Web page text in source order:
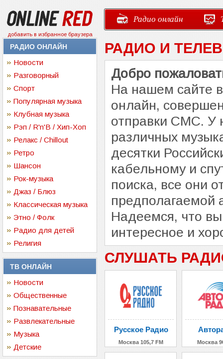
добавить в избранное браузера
Радио онлайн
РАДИО ОНЛАЙН
Новости
Разговорный
Спорт
Популярная музыка
Клубная музыка
Рэп / R'n'B / Хип-Хоп
Релакс / Chillout
Ретро
Шансон
Рок-музыка
Джаз / Блюз
Классическая музыка
Этно / Фолк
Радио для детей
Религия
ТВ ОНЛАЙН
Новости
Общественные
Познавательные
Развлекательные
Музыка
Детские
РАДИО И
Добро
На нашем сайте
онлайн,
отправки СМС. У
различных
десятки
кабельному и
поиска, все они
предполагаемой
Надеемся, что
интересное и
СЛУШАТЬ
Русское Радио
Москва 105,7 FM Москва